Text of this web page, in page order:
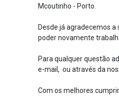
Mcoutinho - Porto.
Desde já agradecemos
poder novamente
Para qualquer questão
e-mail, ou através da
Com os melhores